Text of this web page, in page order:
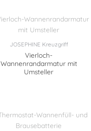
JOSEPHINE Kreuzgriff
Vierloch-
Wannenrandarmatur mit
Umsteller